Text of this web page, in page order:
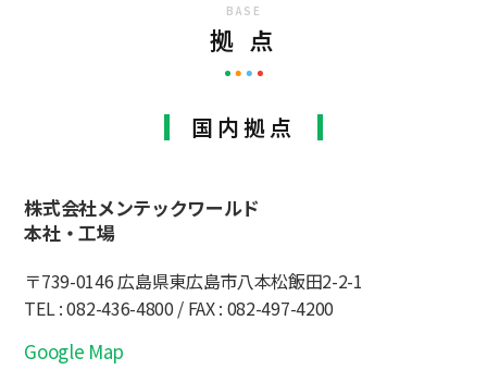
BASE
拠 点
国内拠点
株式会社メンテックワールド
本社・工場
〒739-0146 広島県東広島市八本松飯田2-2-1
TEL : 082-436-4800 / FAX : 082-497-4200
Google Map